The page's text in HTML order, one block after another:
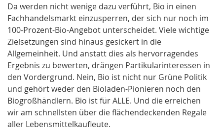
Da werden nicht wenige dazu verführt, Bio in einen
Fachhandelsmarkt einzusperren, der sich nur noch im
100-Prozent-Bio-Angebot unterscheidet. Viele wichtige
Zielsetzungen sind hinaus gesickert in die
Allgemeinheit. Und anstatt dies als hervorragendes
Ergebnis zu bewerten, drängen Partikularinteressen in
den Vordergrund. Nein, Bio ist nicht nur Grüne Politik
und gehört weder den Bioladen-Pionieren noch den
Biogroßhändlern. Bio ist für ALLE. Und die erreichen
wir am schnellsten über die flächendeckenden Regale
aller Lebensmittelkaufleute.